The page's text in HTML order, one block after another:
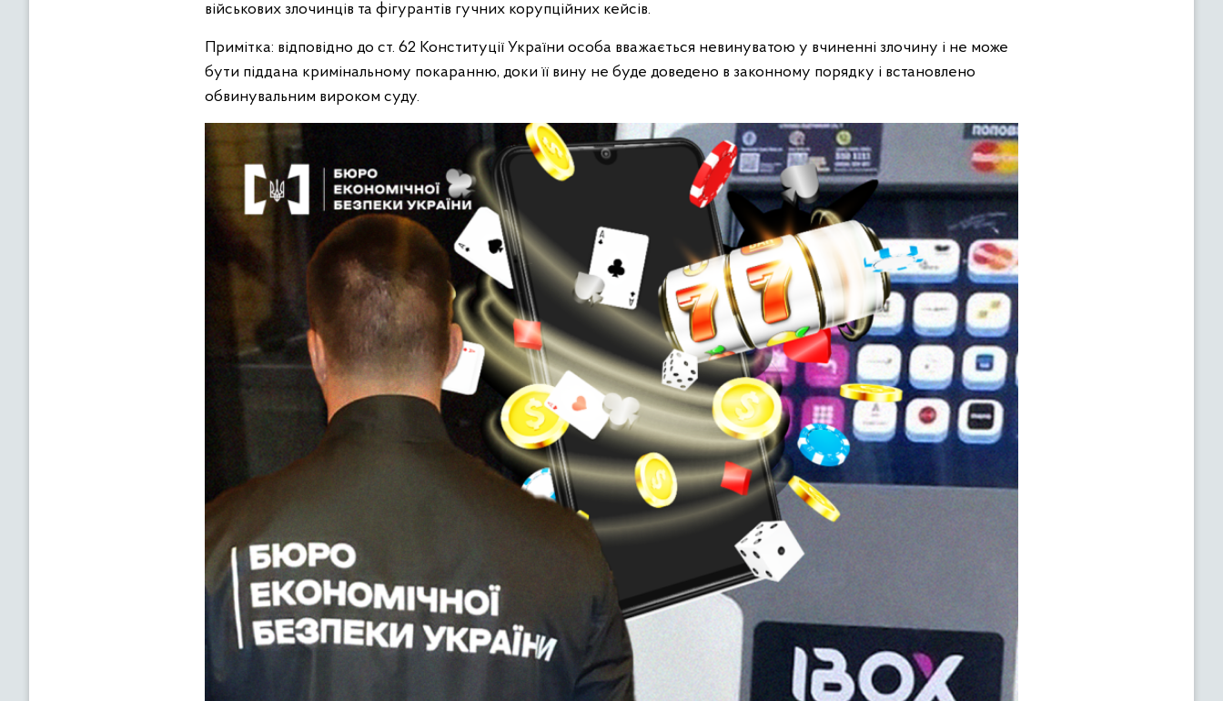
військових злочинців та фігурантів гучних корупційних кейсів.
Примітка: відповідно до ст. 62 Конституції України особа вважається невинуватою у вчиненні злочину і не може
бути піддана кримінальному покаранню, доки її вину не буде доведено в законному порядку і встановлено
обвинувальним вироком суду.